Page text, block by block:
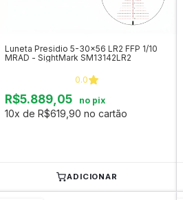
Luneta Presidio 5-30x56 LR2 FFP 1/10
MRAD - SightMark SM13142LR2
0.0
R$5.889,05 no pix
10x de R$619,90 no cartão
ADICIONAR